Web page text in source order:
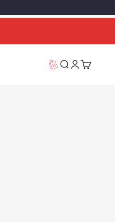
Vorteilswelt
Suche